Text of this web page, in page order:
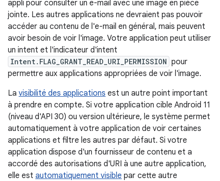
appli pour consulter un e-mail avec une image en pièce
jointe. Les autres applications ne devraient pas pouvoir
accéder au contenu de l'e-mail en général, mais peuvent
avoir besoin de voir l'image. Votre application peut utiliser
un intent et l'indicateur d'intent
Intent.FLAG_GRANT_READ_URI_PERMISSION pour
permettre aux applications appropriées de voir l'image.
La visibilité des applications est un autre point important
à prendre en compte. Si votre application cible Android 11
(niveau d'API 30) ou version ultérieure, le système permet
automatiquement à votre application de voir certaines
applications et filtre les autres par défaut. Si votre
application dispose d'un fournisseur de contenu et a
accordé des autorisations d'URI à une autre application,
elle est automatiquement visible par cette autre